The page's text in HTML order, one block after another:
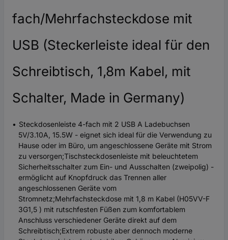
fach/Mehrfachsteckdose mit
USB (Steckerleiste ideal für den
Schreibtisch, 1,8m Kabel, mit
Schalter, Made in Germany)
Steckdosenleiste 4-fach mit 2 USB A Ladebuchsen
5V/3.10A, 15.5W - eignet sich ideal für die Verwendung zu
Hause oder im Büro, um angeschlossene Geräte mit Strom
zu versorgen;Tischsteckdosenleiste mit beleuchtetem
Sicherheitsschalter zum Ein- und Ausschalten (zweipolig) -
ermöglicht auf Knopfdruck das Trennen aller
angeschlossenen Geräte vom
Stromnetz;Mehrfachsteckdose mit 1,8 m Kabel (H05VV-F
3G1,5 ) mit rutschfesten Füßen zum komfortablem
Anschluss verschiedener Geräte direkt auf dem
Schreibtisch;Extrem robuste aber dennoch moderne